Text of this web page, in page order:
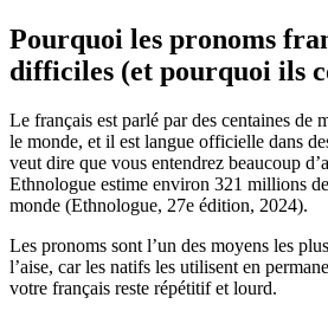
Pourquoi les pronoms
difficiles (et pourquoi ils
Le français est parlé par des centaines de
le monde, et il est langue officielle dans
veut dire que vous entendrez beaucoup
Ethnologue estime environ 321 millions
monde (Ethnologue, 27e édition, 2024).
Les pronoms sont l’un des moyens les
l’aise, car les natifs les utilisent en
votre français reste répétitif et lourd.